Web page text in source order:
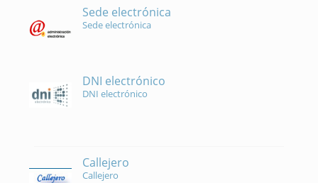
Sede electrónica
Sede electrónica
DNI electrónico
DNI electrónico
Callejero
Callejero